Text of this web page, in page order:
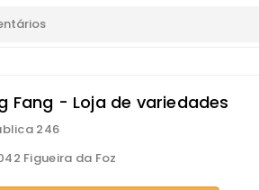
Fang - Loja de variedades
246
Figueira da Foz